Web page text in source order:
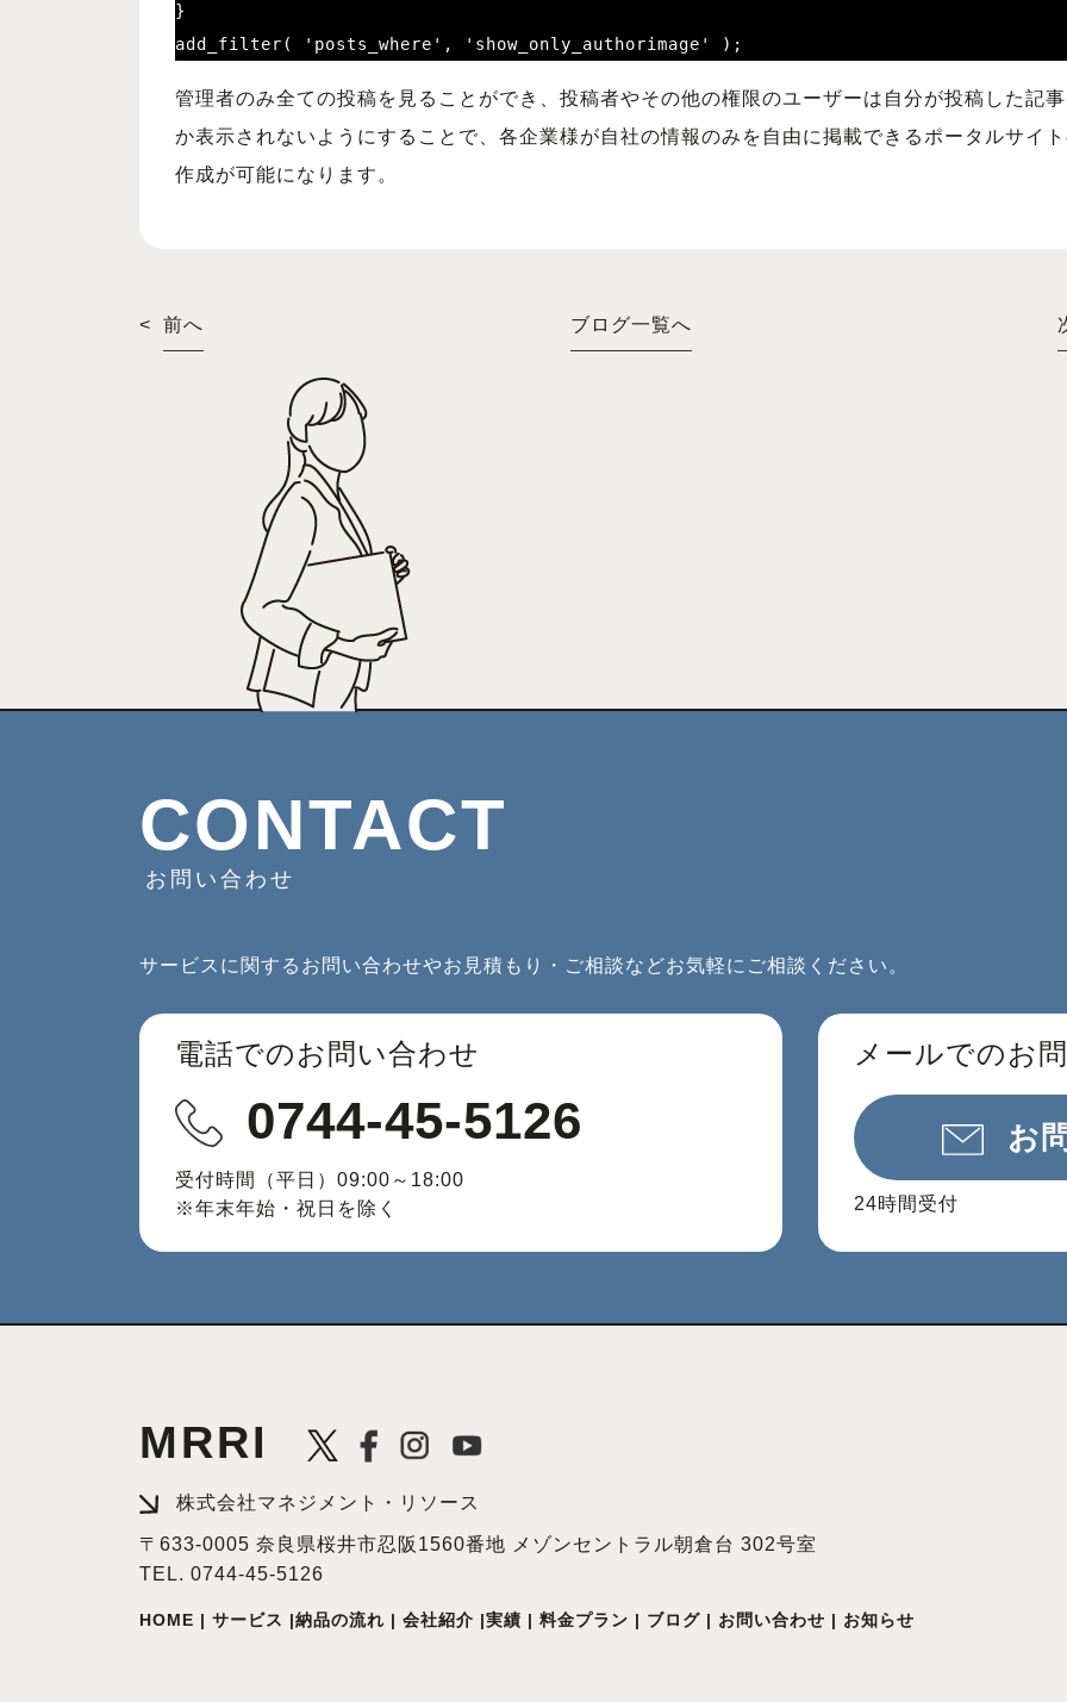
}
add_filter( 'posts_where', 'show_only_authorimage' );
管理者のみ全ての投稿を見ることができ、投稿者やその他の権限のユーザーは自分が投稿した記
か表示されないようにすることで、各企業様が自社の情報のみを自由に掲載できるポータルサイ
作成が可能になります。
< 前へ ブログ一覧へ
CONTACT
お問い合わせ
サービスに関するお問い合わせやお見積もり・ご相談などお気軽にご相談ください。
電話でのお問い合わせ
0744-45-5126
受付時間（平日）09:00～18:00
※年末年始・祝日を除く
メールでのお
お
24時間受付
MRRI
株式会社マネジメント・リソース
〒633-0005 奈良県桜井市忍阪1560番地 メゾンセントラル朝倉台 302号室
TEL. 0744-45-5126
HOME | サービス |納品の流れ | 会社紹介 |実績 | 料金プラン | ブログ | お問い合わせ | お知らせ